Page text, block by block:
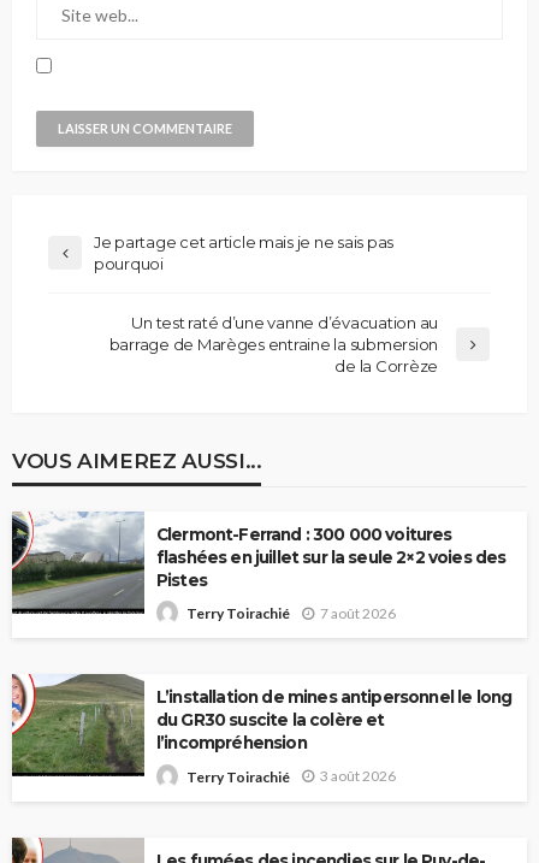
Je partage cet article mais je ne sais pas
pourquoi
Un test raté d’une vanne d’évacuation au
barrage de Marèges entraine la submersion
de la Corrèze
VOUS AIMEREZ AUSSI...
Clermont-Ferrand : 300 000 voitures
flashées en juillet sur la seule 2×2 voies des
Pistes
Terry Toirachié 7 août 2026
L’installation de mines antipersonnel le long
du GR30 suscite la colère et
l’incompréhension
Terry Toirachié 3 août 2026